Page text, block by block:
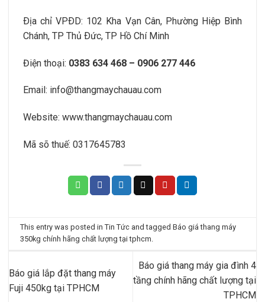
Ðịa chỉ VPÐD: 102 Kha Vạn Cân, Phường Hiệp Bình
Chánh, TP Thủ Ðức, TP Hồ Chí Minh
Điện thoại: 0383 634 468 – 0906 277 446
Email: info@thangmaychauau.com
Website: www.thangmaychauau.com
Mã sõ thuế: 0317645783
This entry was posted inTin Tức and taggedBáo giá thang máy
350kg chính hãng chất lượng tại tphcm.
Báo giá lắp đặt thang máy
Fuji 450kg tại TPHCM
Báo giá thang máy gia đình 4
tầng chính hãng chất lượng tại
TPHCM